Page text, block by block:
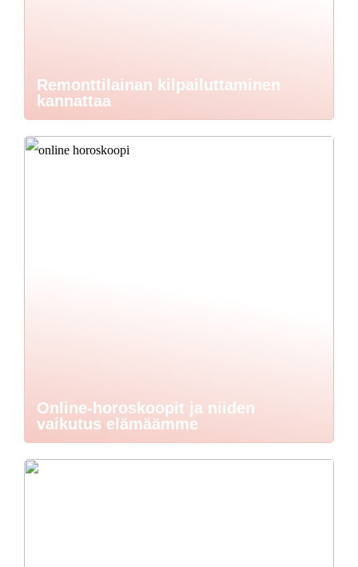
Remonttilainan kilpailuttaminen
kannattaa
Online-horoskoopit ja niiden
vaikutus elämäämme